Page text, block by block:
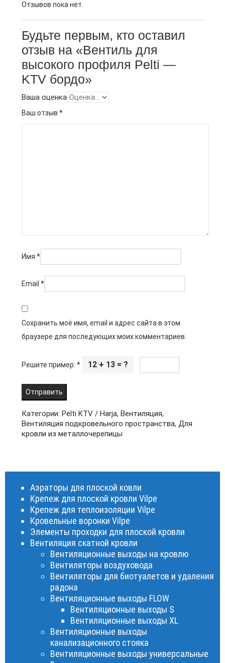
Отзывов пока нет.
Будьте первым, кто оставил
отзыв на «Вентиль для
высокого профиля Pelti —
KTV бордо»
Ваша оценка
Ваш отзыв *
Имя *
Email *
Сохранить моё имя, email и адрес сайта в этом
браузере для последующих моих комментариев.
Решите пример: * 12 + 13 = ?
Категории: Pelti KTV / Harja, Вентиляция,
Вентиляция подкровельного пространства, Для
кровли из металлочерепицы
Аэраторы для плоской ковли
Крепеж для плоской кровли Vilpe
Крепеж для теплоизоляции Vilpe
Кровельные воронки Vilpe
Элементы проходки для плоской кровли
Вентиляция скатной кровли
Вентиляционные выходы на кровлю
Вентиляторы воздуховода
Вентиляторы для биотуалетов и удаления
радона
Вентиляционные выходы FLOW
Вентиляционные выходы S
Вентиляционные выходы XL
Вентиляционные выходы
канализационного стояка
Вентиляционные выходы универсальные